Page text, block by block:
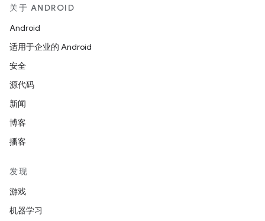
关于 ANDROID
Android
适用于企业的 Android
安全
源代码
新闻
博客
播客
发现
游戏
机器学习